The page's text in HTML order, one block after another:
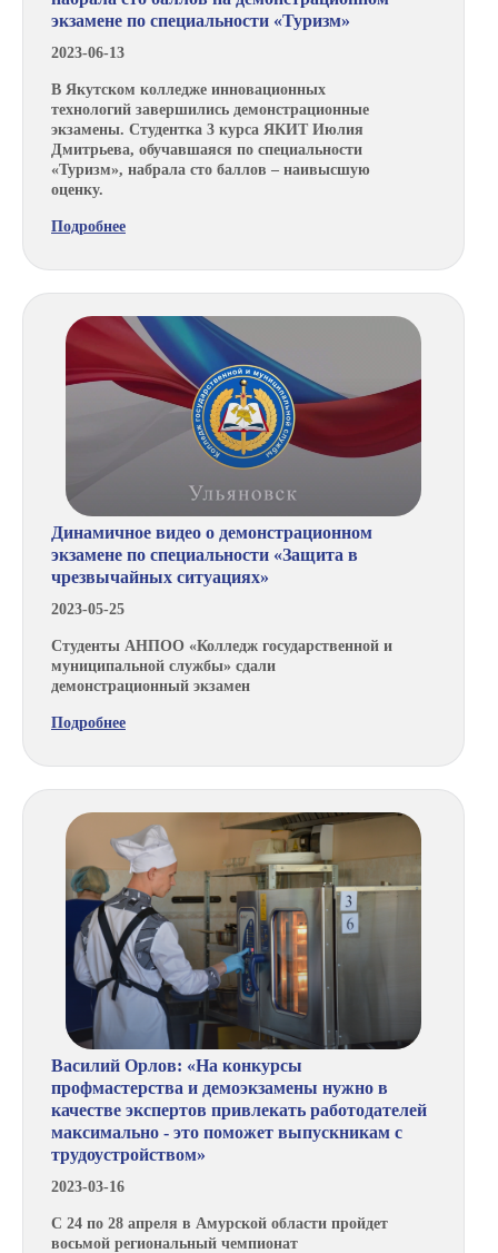
экзамене по специальности «Туризм»
2023-06-13
В Якутском колледже инновационных
технологий завершились демонстрационные
экзамены. Студентка 3 курса ЯКИТ Июлия
Дмитрьева, обучавшаяся по специальности
«Туризм», набрала сто баллов – наивысшую
оценку.
Подробнее
Динамичное видео о демонстрационном
экзамене по специальности «Защита в
чрезвычайных ситуациях»
2023-05-25
Студенты АНПОО «Колледж государственной и
муниципальной службы» сдали
демонстрационный экзамен
Подробнее
Василий Орлов: «На конкурсы
профмастерства и демоэкзамены нужно в
качестве экспертов привлекать работодателей
максимально - это поможет выпускникам с
трудоустройством»
2023-03-16
С 24 по 28 апреля в Амурской области пройдет
восьмой региональный чемпионат